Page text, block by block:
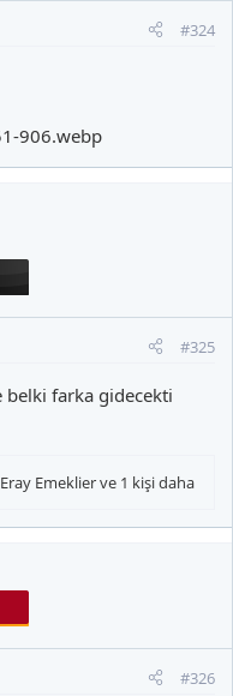
#324
#325
belki farka gidecekti
Eray Emeklierve 1 kişi daha
#326